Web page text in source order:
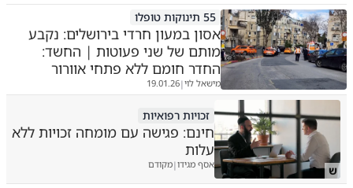
55 תינוקות טופלו
אסון במעון חרדי בירושלים: נקבע
מותם של שני פעוטות | החשד:
החדר חומם ללא פתחי אוורור
מישאל לוי|
19.01.26
ש
זכויות רפואיות
חינם: פגישה עם מומחה זכויות ללא
עלות
אסף מגידו|מקודם